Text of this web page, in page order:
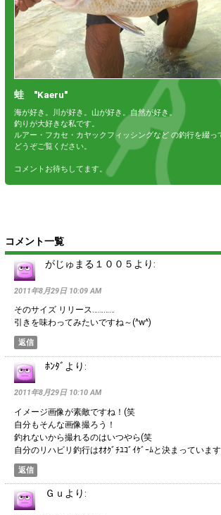
蛙 "Kaeru"
海が好き。川が好き。山が好き。自然が好き。
釣りが大好きな私です。
ルアー・フカセ・カヤックフィッシングなど の釣行を綴っ
どうぞご覧ください。
コメントお待ちしてます。
コメント一覧
がじゅまる１００５ より:
2011年8月29日 10:09 AM
そのサイズ リリース…………
引きを味わってみたいですね～(^w^)
返信
ﾎﾝﾀﾞ より:
2011年8月29日 10:10 AM
イメージ画像が素敵ですね！(笑
自分もそんな画像撮ろう！
釣れないから撮れるのはいつやら(笑
自分のリハビリ釣行はｵｵｸﾞﾁﾕｺﾞｲｹﾞｰﾑと決まっていま
返信
Ｇｕ より: